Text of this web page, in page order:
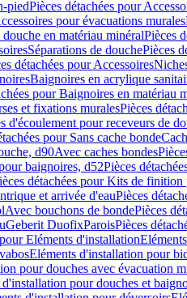
piedPièces détachées pour
pour évacuations murales
douche en matériau minéralPièces
Séparations de douchePièces
détachées pour Accessoires
Baignoires en acrylique
pour Baignoires en matériau
et fixations muralesPièces
d'écoulement pour receveurs de
pour Sans cache bonde
d90Avec caches bondes
baignoires, d52Pièces
détachées pour Kits de
et arrivée d'eauPièces
Avec bouchons de bondePièces
Geberit DuofixParoisPièces
Eléments d'installation
Eléments d'installation pour
pour douches avec évacuation
pour douches et